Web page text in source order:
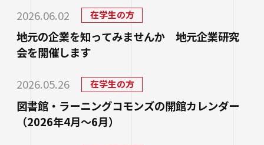
報道関係／取材等のお問い合わせ
アルバイト紹介
学内で地震が発生したら
自治体・企業・団体との連携協定一覧
高大連携プログラム
みらい科学教育推進室
看護実践開発研究センター ～実施プログラム
知的・人的資源の公開（講師派遣）
2026.06.02 在学生の方
地元の企業を知ってみませんか 地元企業研究
会を開催します
2026.05.26 在学生の方
図書館・ラーニングコモンズの開館カレンダー
（2026年4月～6月）